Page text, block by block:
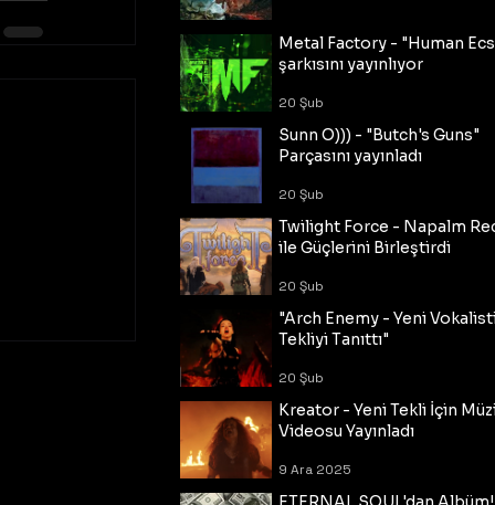
Metal Factory - "Human
şarkısını yayınlıyor
20 Şub
Sunn O))) - "Butch's Guns"
Parçasını yayınladı
20 Şub
Twilight Force - Napalm
ile Güçlerini Birleştirdi
20 Şub
"Arch Enemy - Yeni
Tekliyi Tanıttı"
20 Şub
Kreator - Yeni Tekli İçin
Videosu Yayınladı
9 Ara 2025